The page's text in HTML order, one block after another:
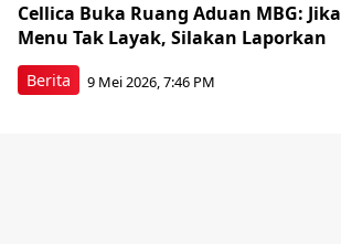
Berita
Cellica Buka Ruang Aduan MBG: Jika
Menu Tak Layak, Silakan Laporkan
9 Mei 2026, 7:46 PM